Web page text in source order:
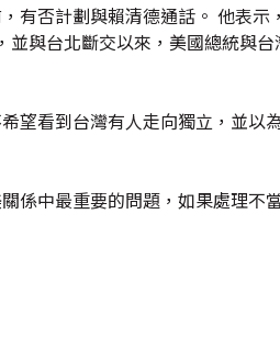
有否計劃與賴清德通話。 他表
與台北斷交以來，美國總統與
望看到台灣有人走向獨立，並以
係中最重要的問題，如果處理不